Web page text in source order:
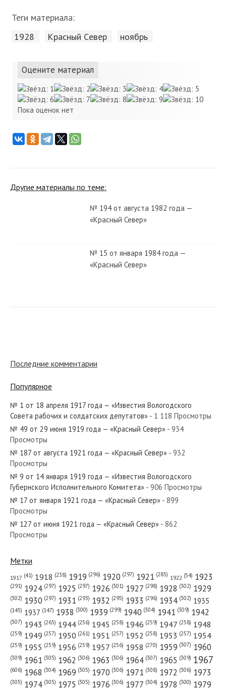
Теги материала:
1928 Красный Cевер ноябрь
Оцените материал
Пока оценок нет
Другие материалы по теме:
№ 194 от августа 1982 года —
«Красный Север»
№ 15 от января 1984 года —
«Красный Север»
№ 260 от ноября 1968 года —
№ 270 от ноября 1924 года —
«Красный Север»
№ 120 от мая 1975 года — «Красный
Последние комментарии
Популярное
№ 1 от 18 апреля 1917 года — «Известия Вологодского
Совета рабочих и солдатских депутатов» - 1 118 Просмотры
№ 49 от 29 июня 1919 года — «Красный Север» - 934
Просмотры
№ 187 от августа 1921 года — «Красный Север» - 932
Просмотры
№ 9 от 14 января 1919 года — «Известия Вологодского
Губернского Исполнительного Комитета» - 906 Просмотры
№ 17 от января 1921 года — «Красный Север» - 899
Просмотры
№ 127 от июня 1921 года — «Красный Север» - 862
Просмотры
Метки
1917 (41) 1918 (238) 1919 (296) 1920 (297) 1921 (285) 1922 (54) 1923
(291) 1924 (297) 1925 (297) 1926 (301) 1927 (298) 1928 (302) 1929
(302) 1930 (297) 1931 (293) 1932 (295) 1933 (296) 1934 (302) 1935
(145) 1937 (147) 1938 (300) 1939 (299) 1940 (304) 1941 (309) 1942
(307) 1943 (265) 1944 (256) 1945 (258) 1946 (259) 1947 (258) 1948
(259) 1949 (257) 1950 (261) 1951 (257) 1952 (258) 1953 (257) 1954
(259) 1955 (259) 1956 (259) 1957 (256) 1958 (270) 1959 (307) 1960
(309) 1961 (305) 1962 (306) 1963 (306) 1964 (307) 1965 (309) 1967
(606) 1968 (304) 1969 (305) 1970 (306) 1971 (308) 1972 (306) 1973
(305) 1974 (305) 1975 (305) 1976 (306) 1977 (304) 1978 (300) 1979